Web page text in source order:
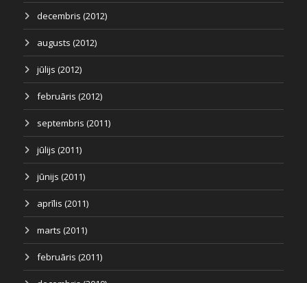
decembris (2012)
augusts (2012)
jūlijs (2012)
februāris (2012)
septembris (2011)
jūlijs (2011)
jūnijs (2011)
aprīlis (2011)
marts (2011)
februāris (2011)